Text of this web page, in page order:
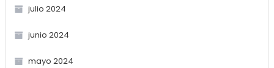
julio 2024
junio 2024
mayo 2024